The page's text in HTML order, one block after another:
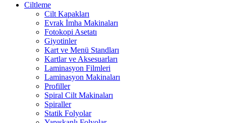
Ciltleme
Cilt Kapakları
Evrak İmha Makinaları
Fotokopi Asetatı
Giyotinler
Kart ve Menü Standları
Kartlar ve Aksesuarları
Laminasyon Filmleri
Laminasyon Makinaları
Profiller
Spiral Cilt Makinaları
Spiraller
Statik Folyolar